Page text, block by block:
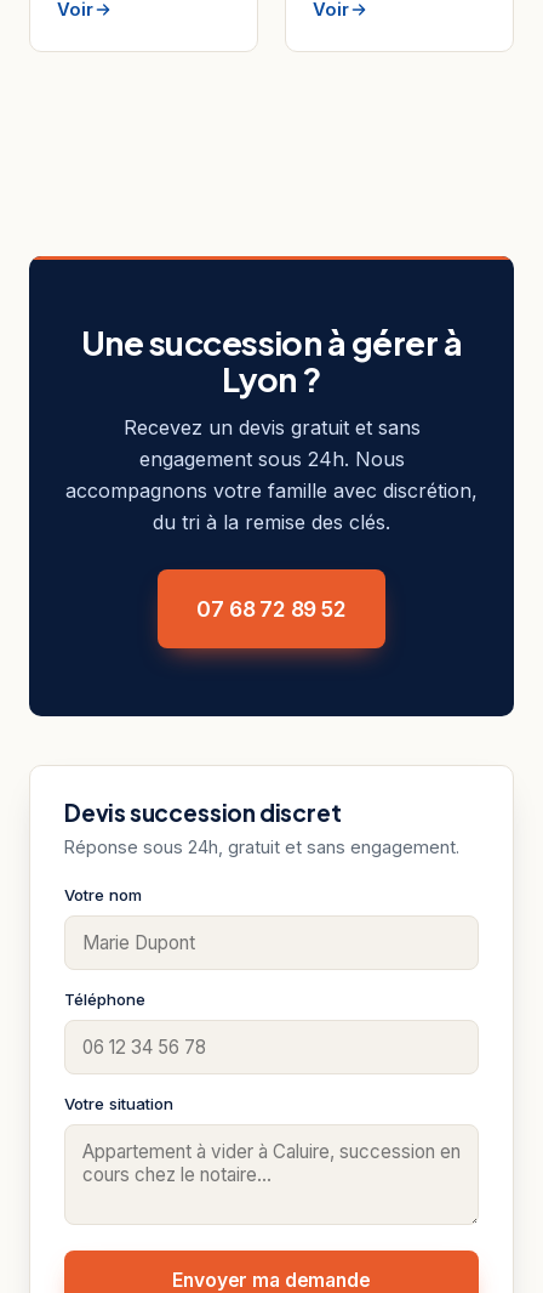
Voir Voir
Une succession à gérer à
Lyon ?
Recevez un devis gratuit et sans
engagement sous 24h. Nous
accompagnons votre famille avec discrétion,
du tri à la remise des clés.
07 68 72 89 52
Devis succession discret
Réponse sous 24h, gratuit et sans engagement.
Votre nom
Téléphone
Votre situation
Envoyer ma demande